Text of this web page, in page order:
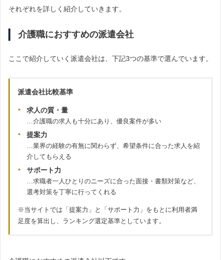
それぞれを詳しく紹介していきます。
介護職におすすめの派遣会社
ここで紹介していく派遣会社は、下記3つの基準で選んでいます。
派遣会社比較基準
求人の質・量
…介護職の求人も十分にあり、優良案件が多い
提案力
…業界の経験の有無に関わらず、希望条件に合った求人を紹
介してもらえる
サポート力
…求職者一人ひとりのニーズに合った面接・書類対策など、
選考対策を丁寧に行ってくれる
※当サイトでは「提案力」と「サポート力」をもとに利用者満
足度を算出し、ランキング選定基準としています。